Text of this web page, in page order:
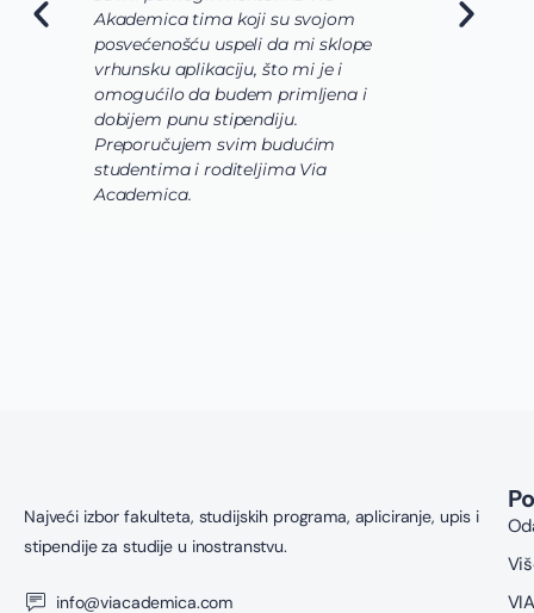
Akademica tima koji su svojom
posvećenošću uspeli da mi sklope
vrhunsku aplikaciju, što mi je i
omogućilo da budem primljena i
dobijem punu stipendiju.
Preporučujem svim budućim
studentima i roditeljima Via
Academica.
Najveći izbor fakulteta, studijskih programa, apliciranje, upis i
stipendije za studije u inostranstvu.
info@viacademica.com